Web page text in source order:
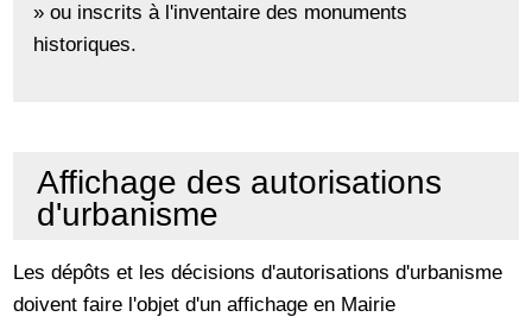
» ou inscrits à l'inventaire des monuments
historiques.
Affichage des autorisations
d'urbanisme
Les dépôts et les décisions d'autorisations d'urbanisme
doivent faire l'objet d'un affichage en Mairie